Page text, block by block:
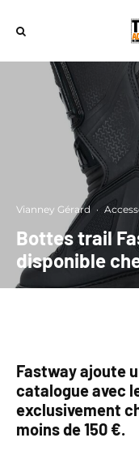
Vianney Gérard ·
Bottes trail
disponible
Fastway ajoute
catalogue avec
exclusivement
moins de 150 €.